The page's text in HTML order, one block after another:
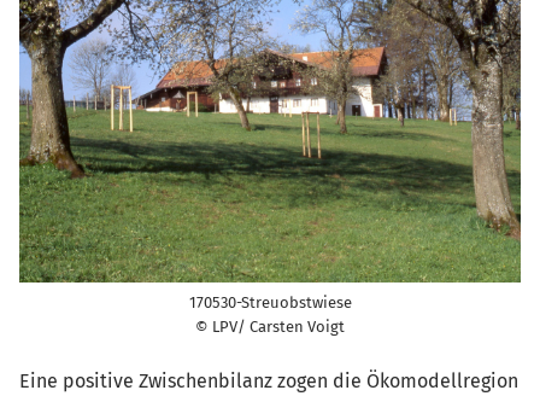
170530-Streuobstwiese
© LPV/ Carsten Voigt
Eine positive Zwischenbilanz zogen die Ökomodellregion